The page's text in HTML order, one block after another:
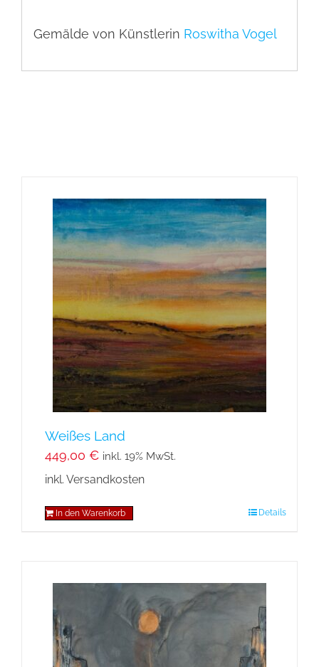
Gemälde von Künstlerin Roswitha Vogel
Weißes Land
449,00 € inkl. 19% MwSt.
inkl. Versandkosten
In den Warenkorb Details